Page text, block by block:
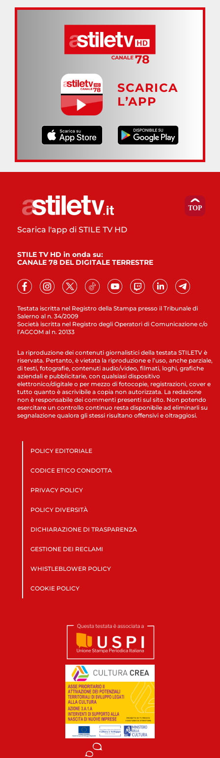
SCARICA
L’APP
Testata iscritta nel Registro della Stampa presso il Tribunale di
Salerno al n. 34/2009
Società iscritta nel Registro degli Operatori di Comunicazione c/o
l’AGCOM al n. 20133
Scarica l'app di STILE TV HD
STILE TV HD in onda su:
CANALE 78 DEL DIGITALE TERRESTRE
La riproduzione dei contenuti giornalistici della testata STILETV è
riservata. Pertanto, è vietata la riproduzione e l’uso, anche parziale,
di testi, fotografie, contenuti audio/video, filmati, loghi, grafiche
aziendali e pubblicitarie, con qualsiasi dispositivo
elettronico/digitale o per mezzo di fotocopie, registrazioni, cover e
tutto quanto è ascrivibile a copia non autorizzata. La redazione
non è responsabile dei commenti presenti sul sito. Non potendo
esercitare un controllo continuo resta disponibile ad eliminarli su
segnalazione qualora gli stessi risultano offensivi e oltraggiosi.
POLICY EDITORIALE
CODICE ETICO CONDOTTA
PRIVACY POLICY
POLICY DIVERSITÀ
DICHIARAZIONE DI TRASPARENZA
GESTIONE DEI RECLAMI
WHISTLEBLOWER POLICY
COOKIE POLICY